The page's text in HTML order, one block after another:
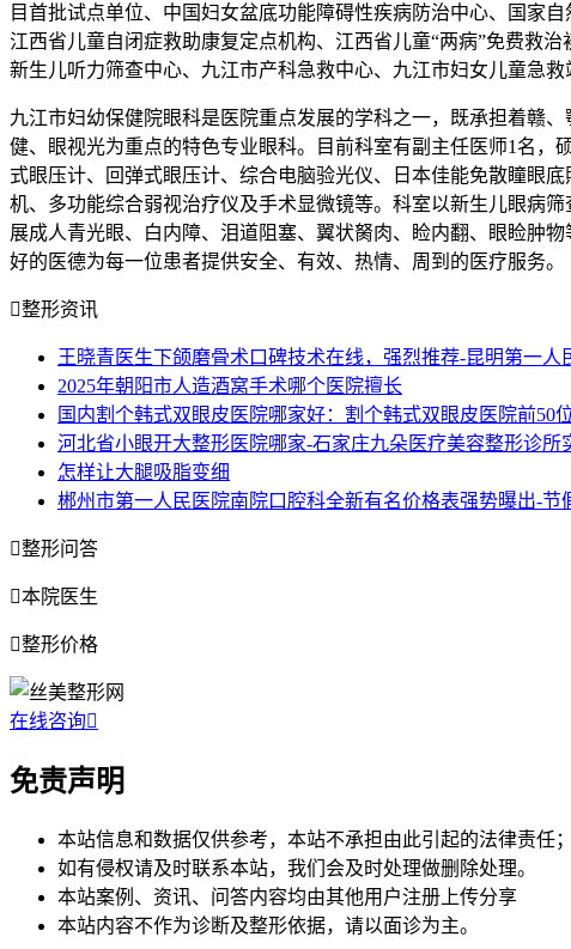
目首批试点单位、中国妇女盆底功能障碍性疾病防治中心、国家
江西省儿童自闭症救助康复定点机构、江西省儿童“两病”免费救
新生儿听力筛查中心、九江市产科急救中心、九江市妇女儿童急救
九江市妇幼保健院眼科是医院重点发展的学科之一，既承担着赣
健、眼视光为重点的特色专业眼科。目前科室有副主任医师1名，
式眼压计、回弹式眼压计、综合电脑验光仪、日本佳能免散瞳眼
机、多功能综合弱视治疗仪及手术显微镜等。科室以新生儿眼病
展成人青光眼、白内障、泪道阻塞、翼状胬肉、睑内翻、眼睑肿
好的医德为每一位患者提供安全、有效、热情、周到的医疗服务。
整形资讯
王晓青医生下颌磨骨术口碑技术在线，强烈推荐-昆明第一人
2025年朝阳市人造酒窝手术哪个医院擅长
国内割个韩式双眼皮医院哪家好：割个韩式双眼皮医院前50
河北省小眼开大整形医院哪家-石家庄九朵医疗美容整形诊所
怎样让大腿吸脂变细
郴州市第一人民医院南院口腔科全新有名价格表强势曝出-节
整形问答
本院医生
整形价格
在线咨询
免责声明
本站信息和数据仅供参考，本站不承担由此引起的法律责任；
如有侵权请及时联系本站，我们会及时处理做删除处理。
本站案例、资讯、问答内容均由其他用户注册上传分享
本站内容不作为诊断及整形依据，请以面诊为主。